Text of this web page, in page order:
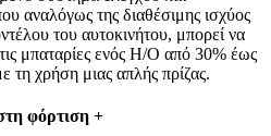
αναλόγως της διαθέσιμης ισχύος
του αυτοκινήτου, μπορεί να
μπαταρίες ενός Η/Ο από 30% έως
τη χρήση μιας απλής πρίζας.
φόρτιση +